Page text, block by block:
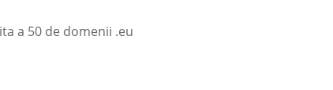
a 50 de domenii .eu